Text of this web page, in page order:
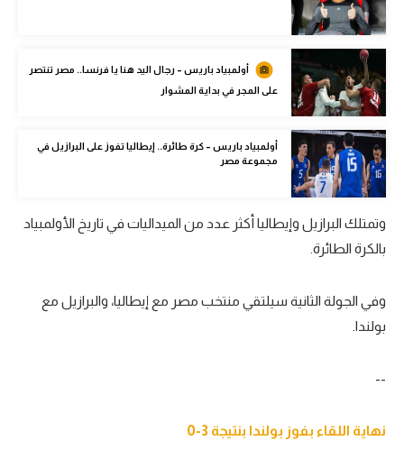
كرة طائرة
الوطن العربي
في المونديال
رياضة نسائية
آسيا
أمريكا
أقسام خاصة
Gamers
تقرير في الجول
أولمبياد باريس – رجال اليد هنا يا فرنسا.. مصر تنتصر
على المجر في بداية المشوار
أولمبياد باريس – كرة طائرة.. إيطاليا تفوز على البرازيل في
مجموعة مصر
وتمتلك البرازيل وإيطاليا أكثر عدد من الميداليات في تاريخ الأولمبياد
بالكرة الطائرة.
وفي الجولة الثانية سيلتقي منتخب مصر مع إيطاليا، والبرازيل مع
بولندا.
--
نهاية اللقاء بفوز بولندا بنتيجة 3-0